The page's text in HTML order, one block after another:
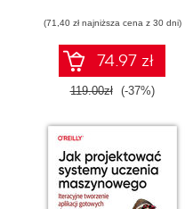
technologie
(71,40 zł najniższa cena z 30 dni)
74.97 zł
119.00zł (-37%)